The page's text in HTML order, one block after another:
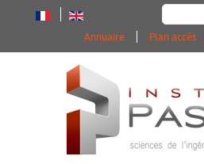
Plan accès
Annuaire